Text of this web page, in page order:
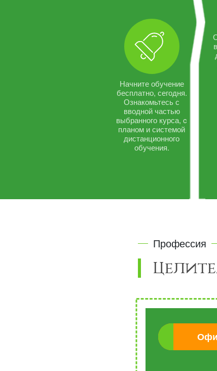
Начните обучение
бесплатно, сегодня.
Ознакомьтесь с
вводной частью
выбранного курса, c
планом и системой
дистанционного
обучения.
Профессия